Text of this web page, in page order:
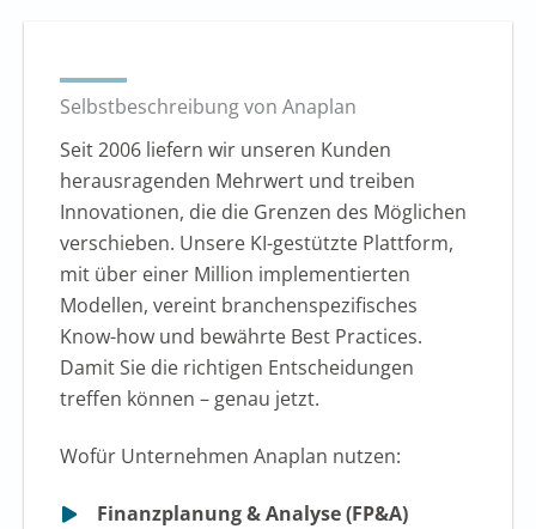
Selbstbeschreibung von Anaplan
Seit 2006 liefern wir unseren Kunden
herausragenden Mehrwert und treiben
Innovationen, die die Grenzen des Möglichen
verschieben. Unsere KI-gestützte Plattform,
mit über einer Million implementierten
Modellen, vereint branchenspezifisches
Know-how und bewährte Best Practices.
Damit Sie die richtigen Entscheidungen
treffen können – genau jetzt.
Wofür Unternehmen Anaplan nutzen:
Finanzplanung & Analyse (FP&A)